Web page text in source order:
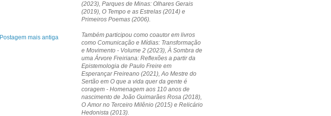
Postagem mais antiga
(2023), Parques de Minas: Olhares Gerais
(2019), O Tempo e as Estrelas (2014) e
Primeiros Poemas (2006).
Também participou como coautor em livros
como Comunicação e Mídias: Transformação
e Movimento - Volume 2 (2023), À Sombra de
uma Árvore Freiriana: Reflexões a partir da
Epistemologia de Paulo Freire em
Esperançar Freireano (2021), Ao Mestre do
Sertão em O que a vida quer da gente é
coragem - Homenagem aos 110 anos de
nascimento de João Guimarães Rosa (2018),
O Amor no Terceiro Milênio (2015) e Relicário
Hedonista (2013).